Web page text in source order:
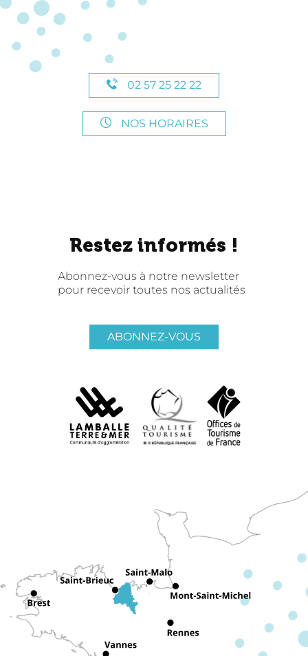
02 57 25 22 22
NOS HORAIRES
Restez informés !
Abonnez-vous à notre newsletter
pour recevoir toutes nos actualités
ABONNEZ-VOUS